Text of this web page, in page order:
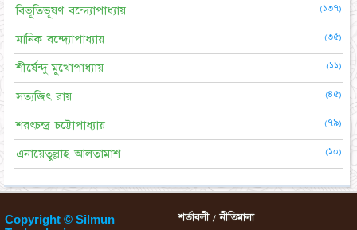
বিভূতিভূষণ বন্দ্যোপাধ্যায় (১৩৭)
মানিক বন্দ্যোপাধ্যায় (৩৫)
শীর্ষেন্দু মুখোপাধ্যায় (১১)
সত্যজিৎ রায় (৪৫)
শরৎচন্দ্র চট্টোপাধ্যায় (৭৯)
এনায়েতুল্লাহ আলতামাশ (১০)
Copyright © Silmun
শর্তাবলী / নীতিমালা